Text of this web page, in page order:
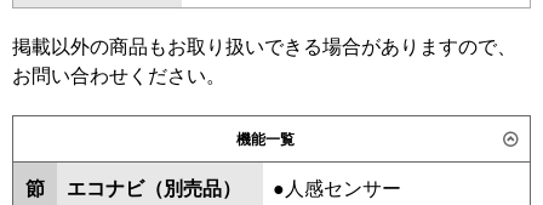
ERMP56LE6
日立 RCID-GP56RSH11
三菱重工 FDTWV566H6S FDTWV566H6S-
パナソニック PA-P56L7KNC PA-P56L7KC
SZRG56BFT SZRG56BFNT
SZRG56BCT SZRG56BCNT
RWSA05633MU RWSA05633M
RWSA05633X
AWSA05657X
掲載以外の商品もお取り扱いできる場合がありますので、
お問い合わせください。
機能一覧
節
エコナビ（別売品）
●人感センサー